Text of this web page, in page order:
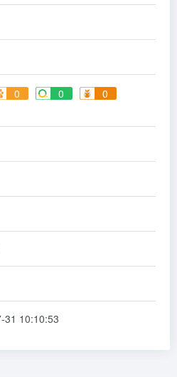
0 0
0
31 10:10:53